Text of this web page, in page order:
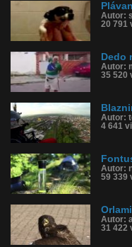
Autor:
20 791
Dedo
Autor:
35 520
Autor:
4 641
Autor:
59 339
Autor:
31 422